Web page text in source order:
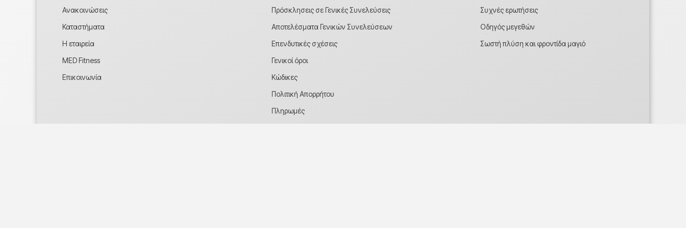
Ανακοινώσεις
Καταστήματα
Η εταιρεία
MED Fitness
Επικοινωνία
Πρόσκλησεις σε Γενικές Συνελεύσεις
Αποτελέσματα Γενικών Συνελεύσεων
Επενδυτικές σχέσεις
Γενικοί όροι
Κώδικες
Πολιτική Απορρήτου
Πληρωμές
Συχνές ερωτήσεις
Οδηγός μεγεθών
Σωστή πλύση και φροντίδα μαγιό